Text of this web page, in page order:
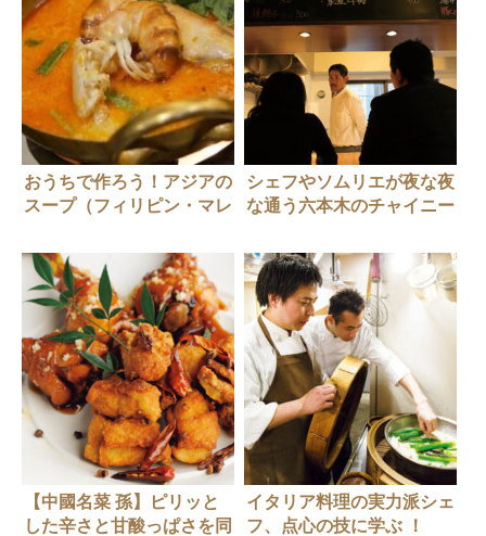
おうちで作ろう！アジアの
スープ（フィリピン・マレ
シェフやソムリエが夜な夜
な通う六本木のチャイニー
【中國名菜 孫】ピリッと
した辛さと甘酸っぱさを同
イタリア料理の実力派シェ
フ、点心の技に学ぶ ！